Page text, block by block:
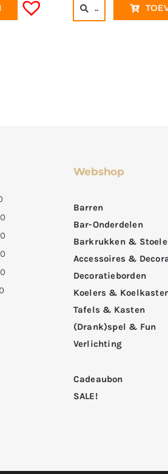
..
Webshop
Barren
Bar-Onderdelen
Barkrukken &
Accessoires &
Decoratieborden
Koelers &
Tafels & Kasten
(Drank)spel & Fun
Verlichting
Cadeaubon
SALE!